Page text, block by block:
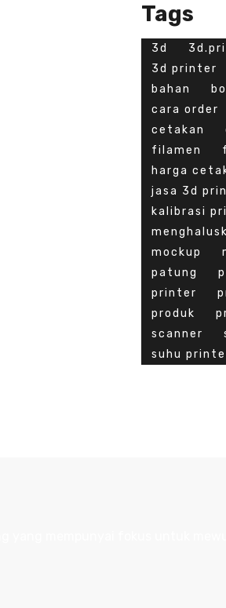
Tags
3d
3d printer
bahan
cara order
cetakan
filamen
harga
jasa 3d
kalibrasi
mockup
patung
printer
produk
scanner
suhu